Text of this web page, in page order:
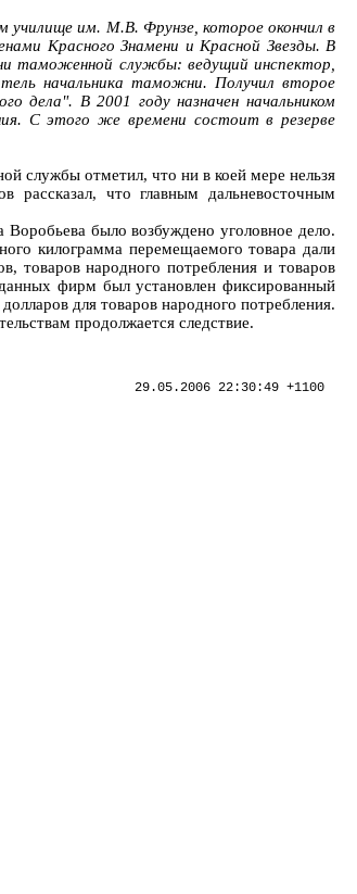
училище им. М.В. Фрунзе, которое окончил в
Красного Знамени и Красной Звезды. В
таможенной службы: ведущий инспектор,
начальника таможни. Получил второе
дела". В 2001 году назначен начальником
С этого же времени состоит в резерве
службы отметил, что ни в коей мере нельзя
что главным дальневосточным
было возбуждено уголовное дело.
килограмма перемещаемого товара дали
товаров народного потребления и товаров
фирм был установлен фиксированный
для товаров народного потребления.
продолжается следствие.
29.05.2006 22:30:49 +1100